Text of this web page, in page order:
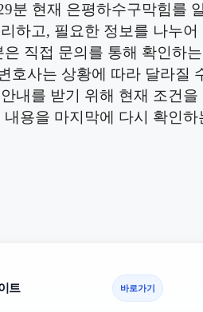
분 현재 은평하수구막힘를
하고, 필요한 정보를 나누어
직접 문의를 통해 확인하
호사는 상황에 따라 달라질
내를 받기 위해 현재 조건을
용을 마지막에 다시 확인하
트 바로가기